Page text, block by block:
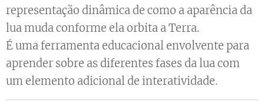
representação dinâmica de como a aparência da
lua muda conforme ela orbita a Terra.
É uma ferramenta educacional envolvente para
aprender sobre as diferentes fases da lua com
um elemento adicional de interatividade.